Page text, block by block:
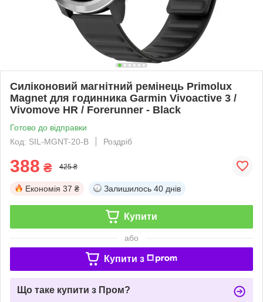
Силіконовий магнітний ремінець Primolux
Magnet для годинника Garmin Vivoactive 3 /
Vivomove HR / Forerunner - Black
Готово до відправки
Код: SIL-MGNT-20-B
Роздріб
388 ₴ 425 ₴
Економія 37 ₴ Залишилось 40 днів
Купити
або
Купити з
Що таке купити з Пром?